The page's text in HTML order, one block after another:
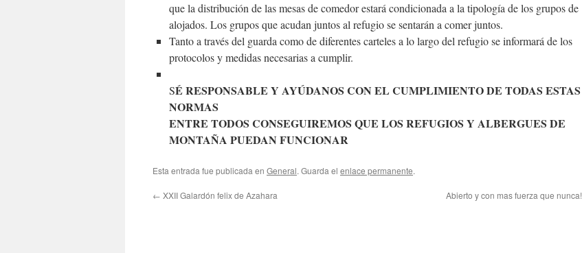
que la distribución de las mesas de comedor estará condicionada a la tipología de los grupos de
alojados. Los grupos que acudan juntos al refugio se sentarán a comer juntos.
Tanto a través del guarda como de diferentes carteles a lo largo del refugio se informará de los
protocolos y medidas necesarias a cumplir.
SÉ RESPONSABLE Y AYÚDANOS CON EL CUMPLIMIENTO DE TODAS ESTAS
NORMAS
ENTRE TODOS CONSEGUIREMOS QUE LOS REFUGIOS Y ALBERGUES DE
MONTAÑA PUEDAN FUNCIONAR
Esta entrada fue publicada en General. Guarda el enlace permanente.
← XXII Galardón felix de Azahara Abierto y con mas fuerza que nunca!